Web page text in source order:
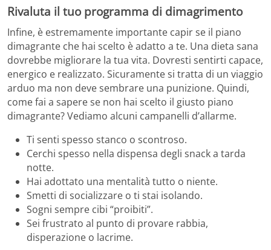
Rivaluta il tuo programma di dimagrimento
Infine, è estremamente importante capir se il piano
dimagrante che hai scelto è adatto a te. Una dieta sana
dovrebbe migliorare la tua vita. Dovresti sentirti capace,
energico e realizzato. Sicuramente si tratta di un viaggio
arduo ma non deve sembrare una punizione. Quindi,
come fai a sapere se non hai scelto il giusto piano
dimagrante? Vediamo alcuni campanelli d’allarme.
Ti senti spesso stanco o scontroso.
Cerchi spesso nella dispensa degli snack a tarda
notte.
Hai adottato una mentalità tutto o niente.
Smetti di socializzare o ti stai isolando.
Sogni sempre cibi “proibiti”.
Sei frustrato al punto di provare rabbia,
disperazione o lacrime.